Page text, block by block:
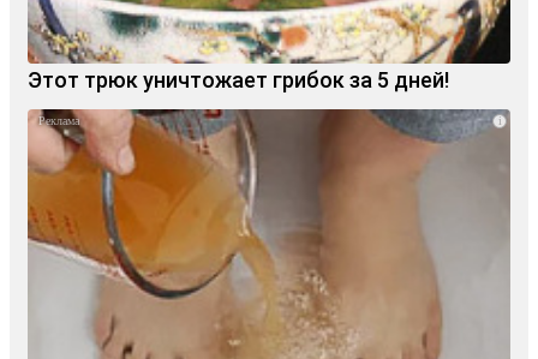
Этот трюк уничтожает грибок за 5 дней!
i